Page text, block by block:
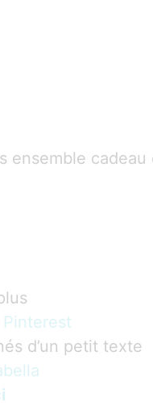
cadeau
Pinterest
d’un petit texte